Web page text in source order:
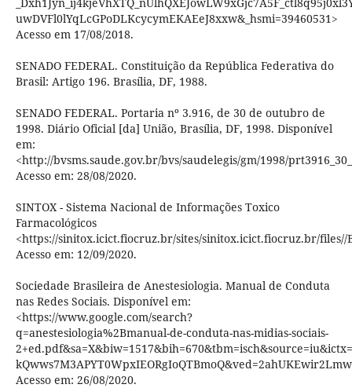
uwDVFl0lYqLcGPoDLKcycymEKAEeJ8xxw&_hsmi=39460531>
Acesso em 17/08/2018.
SENADO FEDERAL. Constituição da República Federativa do
Brasil: Artigo 196. Brasília, DF, 1988.
SENADO FEDERAL. Portaria nº 3.916, de 30 de outubro de
1998. Diário Oficial [da] União, Brasília, DF, 1998. Disponível
em:
<http://bvsms.saude.gov.br/bvs/saudelegis/gm/1998/
Acesso em: 28/08/2020.
SINTOX - Sistema Nacional de Informações Toxico
Farmacológicos
<https://sinitox.icict.fiocruz.br/sites/sinitox.icict.fiocruz.br/files//
Acesso em: 12/09/2020.
Sociedade Brasileira de Anestesiologia. Manual de Conduta
nas Redes Sociais. Disponível em:
<https://www.google.com/search?
q=anestesiologia%2Bmanual-de-conduta-nas-midias-sociais-
Acesso em: 26/08/2020.